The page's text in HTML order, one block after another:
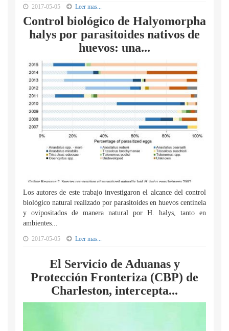
2017-05-05 Leer mas...
Control biológico de Halyomorpha
halys por parasitoides nativos de
huevos: una...
Los autores de este trabajo investigaron el alcance del control
biológico natural realizado por parasitoides en huevos centinela
y ovipositados de manera natural por H. halys, tanto en
ambientes...
2017-05-05 Leer mas...
El Servicio de Aduanas y
Protección Fronteriza (CBP) de
Charleston, intercepta...